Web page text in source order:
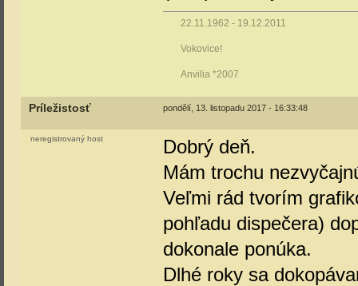
22.11.1962 - 19.12.2011
Vokovice!
Anvilia *2007
Príležistosť pondělí, 13. listopadu 2017 - 16:33:48
neregistrovaný host
Dobrý deň.
Mám trochu
Veľmi rád tvorím
pohľadu dispečera)
dokonale ponúka.
Dlhé roky sa